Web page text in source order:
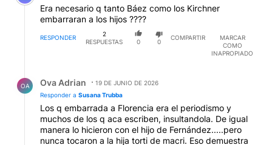
Era necesario q tanto Báez como los Kirchner
embarraran a los hijos ????
RESPONDER
2
RESPUESTAS
0 0
COMPARTIR
MARCAR
COMO
INAPROPIADO
OA Ova Adrian
19 DE JUNIO DE 2026
Responder a Susana Trubba
Los q embarrada a Florencia era el periodismo y
muchos de los q aca escriben, insultandola. De igual
manera lo hicieron con el hijo de Fernández.....pero
nunca tocaron a la hija torti de macri. Eso demuestra